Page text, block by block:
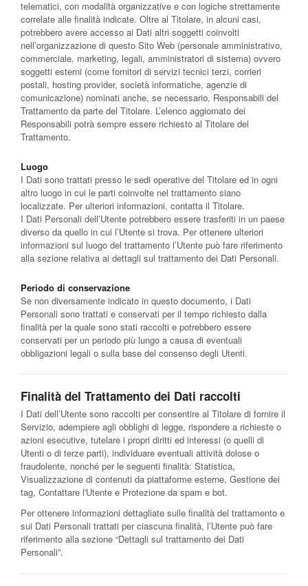
telematici, con modalità organizzative e con logiche strettamente
correlate alle finalità indicate. Oltre al Titolare, in alcuni casi,
potrebbero avere accesso ai Dati altri soggetti coinvolti
nell’organizzazione di questo Sito Web (personale amministrativo,
commerciale, marketing, legali, amministratori di sistema) ovvero
soggetti esterni (come fornitori di servizi tecnici terzi, corrieri
postali, hosting provider, società informatiche, agenzie di
comunicazione) nominati anche, se necessario, Responsabili del
Trattamento da parte del Titolare. L’elenco aggiornato dei
Responsabili potrà sempre essere richiesto al Titolare del
Trattamento.
Luogo
I Dati sono trattati presso le sedi operative del Titolare ed in ogni
altro luogo in cui le parti coinvolte nel trattamento siano
localizzate. Per ulteriori informazioni, contatta il Titolare.
I Dati Personali dell’Utente potrebbero essere trasferiti in un paese
diverso da quello in cui l’Utente si trova. Per ottenere ulteriori
informazioni sul luogo del trattamento l’Utente può fare riferimento
alla sezione relativa ai dettagli sul trattamento dei Dati Personali.
Periodo di conservazione
Se non diversamente indicato in questo documento, i Dati
Personali sono trattati e conservati per il tempo richiesto dalla
finalità per la quale sono stati raccolti e potrebbero essere
conservati per un periodo più lungo a causa di eventuali
obbligazioni legali o sulla base del consenso degli Utenti.
Finalità del Trattamento dei Dati raccolti
I Dati dell’Utente sono raccolti per consentire al Titolare di fornire il
Servizio, adempiere agli obblighi di legge, rispondere a richieste o
azioni esecutive, tutelare i propri diritti ed interessi (o quelli di
Utenti o di terze parti), individuare eventuali attività dolose o
fraudolente, nonché per le seguenti finalità: Statistica,
Visualizzazione di contenuti da piattaforme esterne, Gestione dei
tag, Contattare l'Utente e Protezione da spam e bot.
Per ottenere informazioni dettagliate sulle finalità del trattamento e
sui Dati Personali trattati per ciascuna finalità, l’Utente può fare
riferimento alla sezione “Dettagli sul trattamento dei Dati
Personali”.